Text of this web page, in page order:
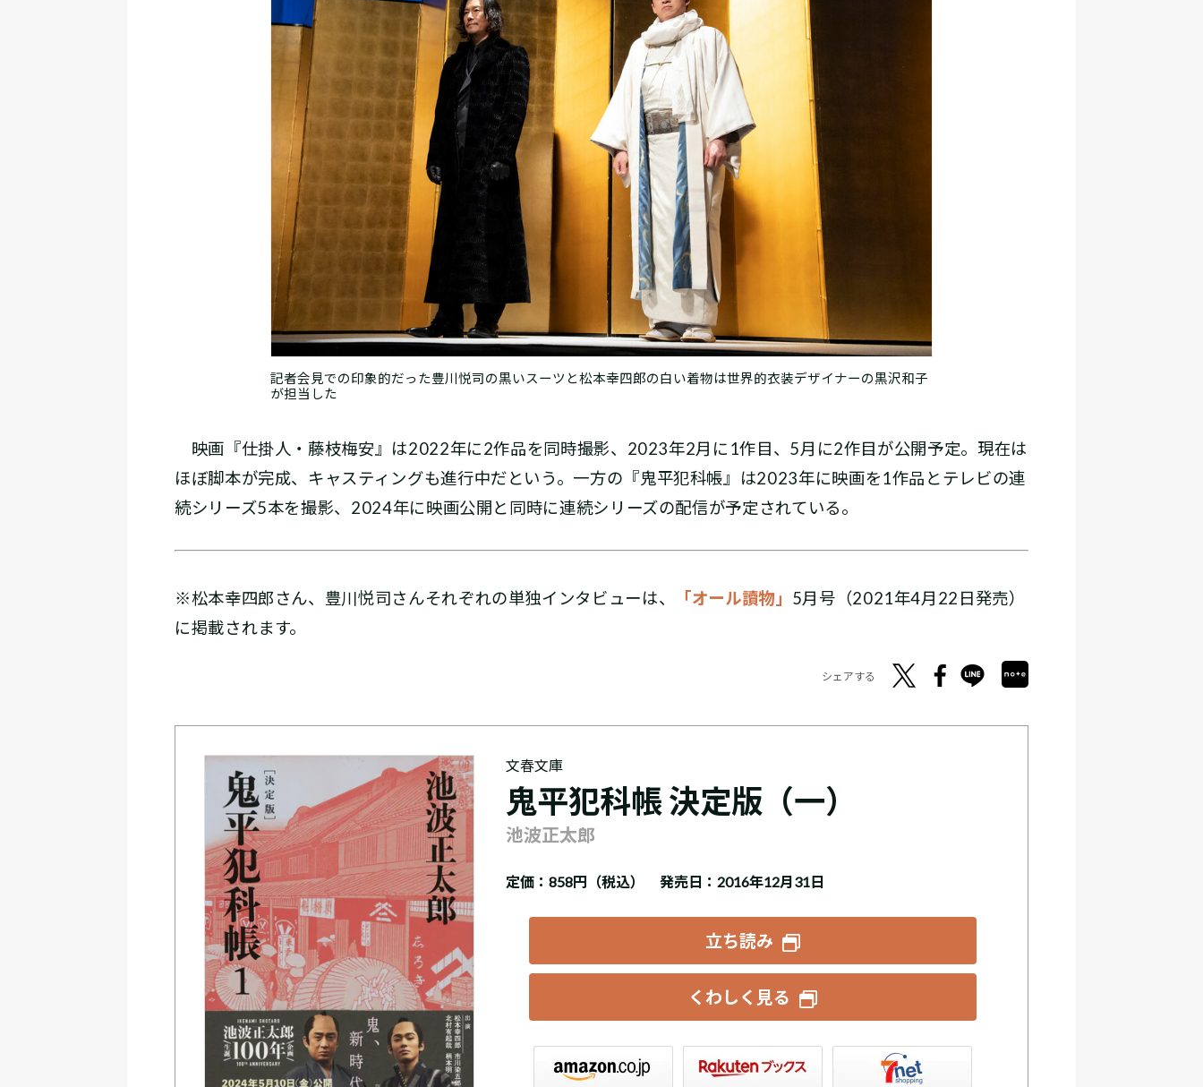
記者会見での印象的だった豊川悦司の黒いスーツと松本幸四郎の白い着物は世界的衣装デザイナーの黒沢和子
が担当した
映画『仕掛人・藤枝梅安』は2022年に2作品を同時撮影、2023年2月に1作目、5月に2作目が公開予定。現在は
ほぼ脚本が完成、キャスティングも進行中だという。一方の『鬼平犯科帳』は2023年に映画を1作品とテレビの連
続シリーズ5本を撮影、2024年に映画公開と同時に連続シリーズの配信が予定されている。
※松本幸四郎さん、豊川悦司さんそれぞれの単独インタビューは、 「オール讀物」 5月号（2021年4月22日発売）
に掲載されます。
シェアする
文春文庫
鬼平犯科帳 決定版（一）
池波正太郎
定価：858円（税込） 発売日：2016年12月31日
立ち読み
くわしく見る
Amazon 楽天ブックス セブンネット